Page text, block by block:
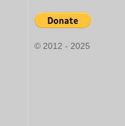
© 2012 - 2025